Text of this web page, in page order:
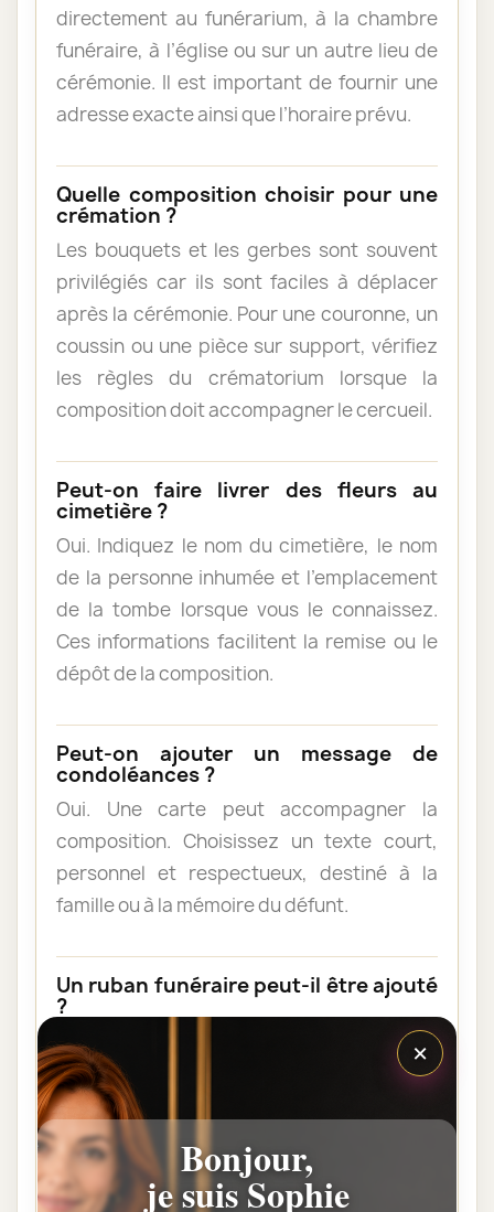
directement au funérarium, à la chambre
funéraire, à l’église ou sur un autre lieu de
cérémonie. Il est important de fournir une
adresse exacte ainsi que l’horaire prévu.
Quelle composition choisir pour une
crémation ?
Les bouquets et les gerbes sont souvent
privilégiés car ils sont faciles à déplacer
après la cérémonie. Pour une couronne, un
coussin ou une pièce sur support, vérifiez
les règles du crématorium lorsque la
composition doit accompagner le cercueil.
Peut-on faire livrer des fleurs au
cimetière ?
Oui. Indiquez le nom du cimetière, le nom
de la personne inhumée et l’emplacement
de la tombe lorsque vous le connaissez.
Ces informations facilitent la remise ou le
dépôt de la composition.
Peut-on ajouter un message de
condoléances ?
Oui. Une carte peut accompagner la
composition. Choisissez un texte court,
personnel et respectueux, destiné à la
famille ou à la mémoire du défunt.
Un ruban funéraire peut-il être ajouté
?
Selon la composition sélectionnée, un
ruban personnalisé peut être proposé. Le
texte doit rester bref pour être clairement
lisible.
×
Bonjour,
je suis Sophie